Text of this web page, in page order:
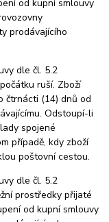
od kupní smlouvy
prodávajícího
dle čl. 5.2
ruší. Zboží
čtrnácti (14) dnů od
Odstoupí-li
spojené
případě, kdy zboží
poštovní cestou.
dle čl. 5.2
prostředky přijaté
od kupní smlouvy